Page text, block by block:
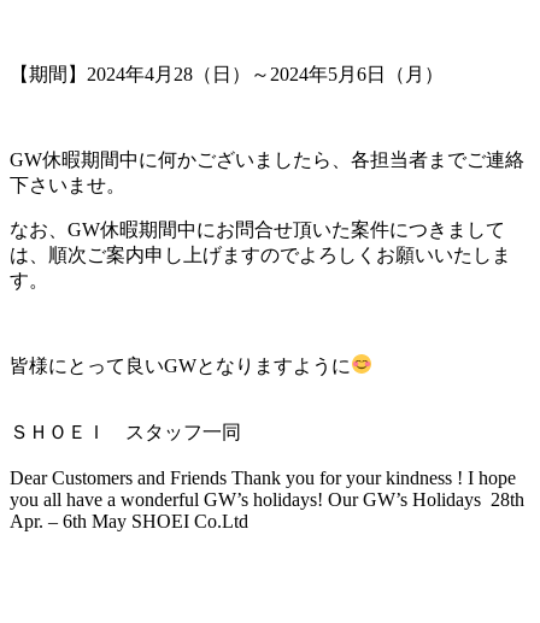
【期間】2024年4月28（日）～2024年5月6日（月）
GW休暇期間中に何かございましたら、各担当者までご連絡
下さいませ。
なお、GW休暇期間中にお問合せ頂いた案件につきまして
は、順次ご案内申し上げますのでよろしくお願いいたしま
す。
皆様にとって良いGWとなりますように
ＳＨＯＥＩ スタッフ一同
Dear Customers and Friends Thank you for your kindness ! I hope
you all have a wonderful GW’s holidays! Our GW’s Holidays 28th
Apr. – 6th May SHOEI Co.Ltd